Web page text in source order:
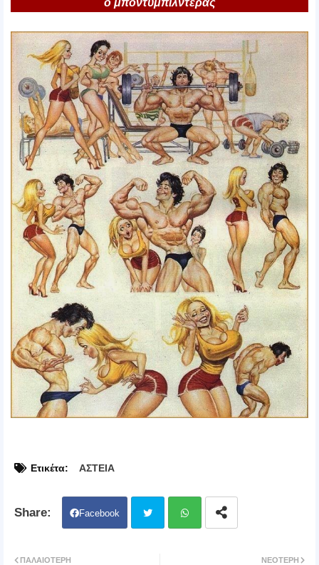
ο μποντυμπιλντεράς
Ετικέτα: ΑΣΤΕΙΑ
Facebook
ΝΕΌΤΕΡΗ
ΠΑΛΑΙΌΤΕΡΗ